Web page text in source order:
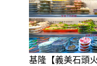
基隆【義美石頭